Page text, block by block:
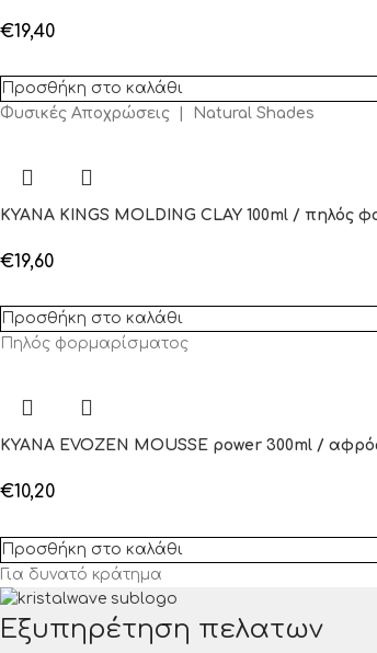
€19,40
Προσθήκη στο καλάθι
Φυσικές Αποχρώσεις | Natural Shades
KYANA KINGS MOLDING CLAY 100ml / πηλός
€19,60
Προσθήκη στο καλάθι
Πηλός φορμαρίσματος
KYANA EVOZEN MOUSSE power 300ml /
€10,20
Προσθήκη στο καλάθι
Για δυνατό κράτημα
Εξυπηρέτηση πελατων